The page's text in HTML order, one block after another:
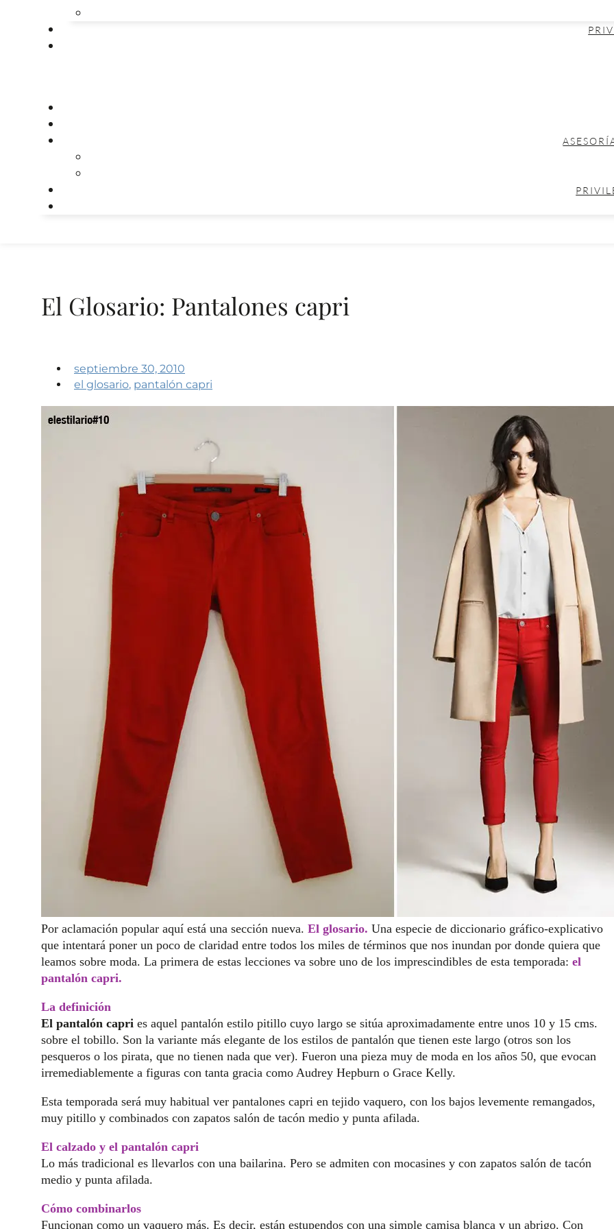
El Glosario: Pantalones capri
septiembre 30, 2010
el glosario, pantalón capri
Por aclamación popular aquí está una sección nueva. El glosario. Una especie de diccionario gráfico-explicativo
que intentará poner un poco de claridad entre todos los miles de términos que nos inundan por donde quiera que
leamos sobre moda. La primera de estas lecciones va sobre uno de los imprescindibles de esta temporada: el
pantalón capri.
La definición
El pantalón capri es aquel pantalón estilo pitillo cuyo largo se sitúa aproximadamente entre unos 10 y 15 cms.
sobre el tobillo. Son la variante más elegante de los estilos de pantalón que tienen este largo (otros son los
pesqueros o los pirata, que no tienen nada que ver). Fueron una pieza muy de moda en los años 50, que evocan
irremediablemente a figuras con tanta gracia como Audrey Hepburn o Grace Kelly.
Esta temporada será muy habitual ver pantalones capri en tejido vaquero, con los bajos levemente remangados,
muy pitillo y combinados con zapatos salón de tacón medio y punta afilada.
El calzado y el pantalón capri
Lo más tradicional es llevarlos con una bailarina. Pero se admiten con mocasines y con zapatos salón de tacón
medio y punta afilada.
Cómo combinarlos
Funcionan como un vaquero más. Es decir, están estupendos con una simple camisa blanca y un abrigo. Con